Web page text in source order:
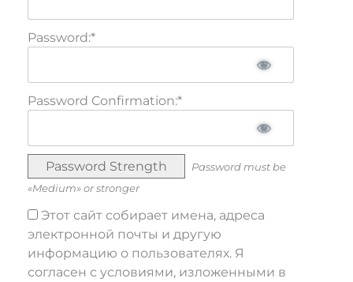
Password:*
Password Confirmation:*
Password Strength
Password must be
«Medium» or stronger
Этот сайт собирает имена, адреса
электронной почты и другую
информацию о пользователях. Я
согласен с условиями, изложенными в